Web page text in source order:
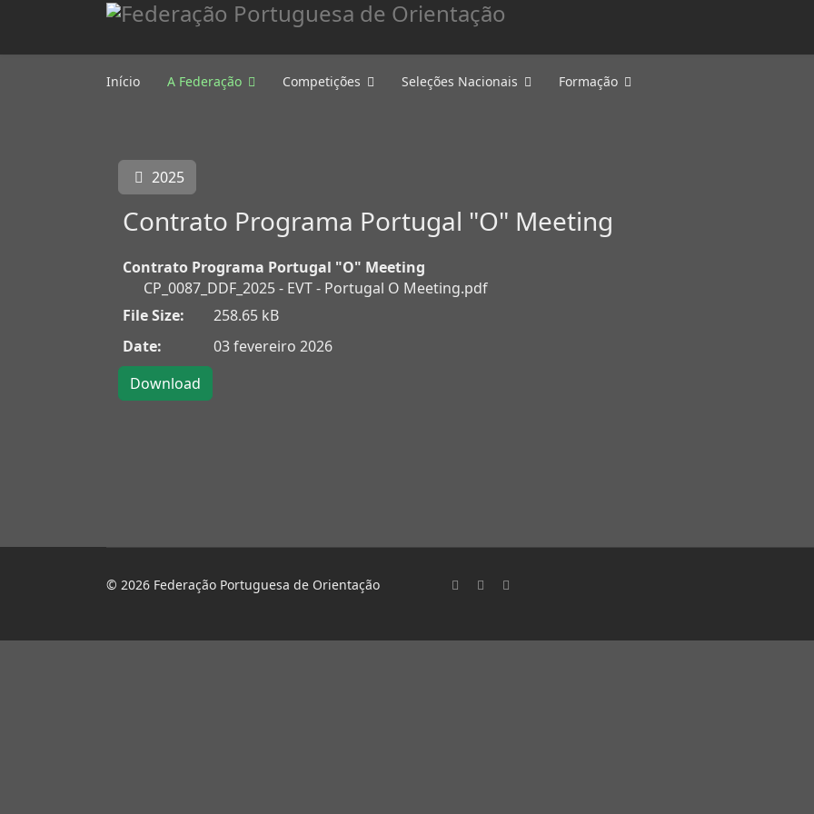
Início A Federação Competições Seleções Nacionais Formação
2025
Contrato Programa Portugal "O" Meeting
Contrato Programa Portugal "O" Meeting
CP_0087_DDF_2025 - EVT - Portugal O Meeting.pdf
File Size:
258.65 kB
Date:
03 fevereiro 2026
© 2026 Federação Portuguesa de Orientação